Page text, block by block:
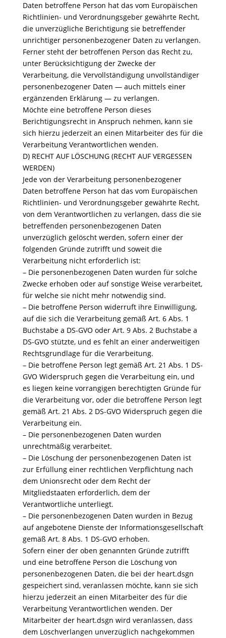
Daten betroffene Person hat das vom Europäischen
Richtlinien- und Verordnungsgeber gewährte Recht,
die unverzügliche Berichtigung sie betreffender
unrichtiger personenbezogener Daten zu verlangen.
Ferner steht der betroffenen Person das Recht zu,
unter Berücksichtigung der Zwecke der
Verarbeitung, die Vervollständigung unvollständiger
personenbezogener Daten — auch mittels einer
ergänzenden Erklärung — zu verlangen.
Möchte eine betroffene Person dieses
Berichtigungsrecht in Anspruch nehmen, kann sie
sich hierzu jederzeit an einen Mitarbeiter des für die
Verarbeitung Verantwortlichen wenden.
D) RECHT AUF LÖSCHUNG (RECHT AUF VERGESSEN
WERDEN)
Jede von der Verarbeitung personenbezogener
Daten betroffene Person hat das vom Europäischen
Richtlinien- und Verordnungsgeber gewährte Recht,
von dem Verantwortlichen zu verlangen, dass die sie
betreffenden personenbezogenen Daten
unverzüglich gelöscht werden, sofern einer der
folgenden Gründe zutrifft und soweit die
Verarbeitung nicht erforderlich ist:
– Die personenbezogenen Daten wurden für solche
Zwecke erhoben oder auf sonstige Weise verarbeitet,
für welche sie nicht mehr notwendig sind.
– Die betroffene Person widerruft ihre Einwilligung,
auf die sich die Verarbeitung gemäß Art. 6 Abs. 1
Buchstabe a DS-GVO oder Art. 9 Abs. 2 Buchstabe a
DS-GVO stützte, und es fehlt an einer anderweitigen
Rechtsgrundlage für die Verarbeitung.
– Die betroffene Person legt gemäß Art. 21 Abs. 1 DS-
GVO Widerspruch gegen die Verarbeitung ein, und
es liegen keine vorrangigen berechtigten Gründe für
die Verarbeitung vor, oder die betroffene Person legt
gemäß Art. 21 Abs. 2 DS-GVO Widerspruch gegen die
Verarbeitung ein.
– Die personenbezogenen Daten wurden
unrechtmäßig verarbeitet.
– Die Löschung der personenbezogenen Daten ist
zur Erfüllung einer rechtlichen Verpflichtung nach
dem Unionsrecht oder dem Recht der
Mitgliedstaaten erforderlich, dem der
Verantwortliche unterliegt.
– Die personenbezogenen Daten wurden in Bezug
auf angebotene Dienste der Informationsgesellschaft
gemäß Art. 8 Abs. 1 DS-GVO erhoben.
Sofern einer der oben genannten Gründe zutrifft
und eine betroffene Person die Löschung von
personenbezogenen Daten, die bei der heart.dsgn
gespeichert sind, veranlassen möchte, kann sie sich
hierzu jederzeit an einen Mitarbeiter des für die
Verarbeitung Verantwortlichen wenden. Der
Mitarbeiter der heart.dsgn wird veranlassen, dass
dem Löschverlangen unverzüglich nachgekommen